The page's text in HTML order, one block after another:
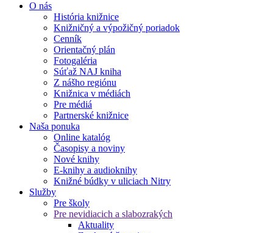
O nás
História knižnice
Knižničný a výpožičný poriadok
Cenník
Orientačný plán
Fotogaléria
Súťaž NAJ kniha
Z nášho regiónu
Knižnica v médiách
Pre médiá
Partnerské knižnice
Naša ponuka
Online katalóg
Časopisy a noviny
Nové knihy
E-knihy a audioknihy
Knižné búdky v uliciach Nitry
Služby
Pre školy
Pre nevidiacich a slabozrakých
Aktuality